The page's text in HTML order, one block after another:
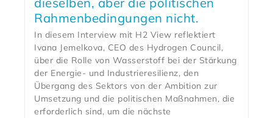
Rahmenbedingungen nicht.
In diesem Interview mit H2 View reflektiert
Ivana Jemelkova, CEO des Hydrogen Council,
über die Rolle von Wasserstoff bei der Stärkung
der Energie- und Industrieresilienz, den
Übergang des Sektors von der Ambition zur
Umsetzung und die politischen Maßnahmen, die
erforderlich sind, um die nächste